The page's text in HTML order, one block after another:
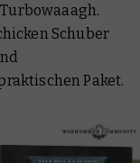
Schuber
Paket.